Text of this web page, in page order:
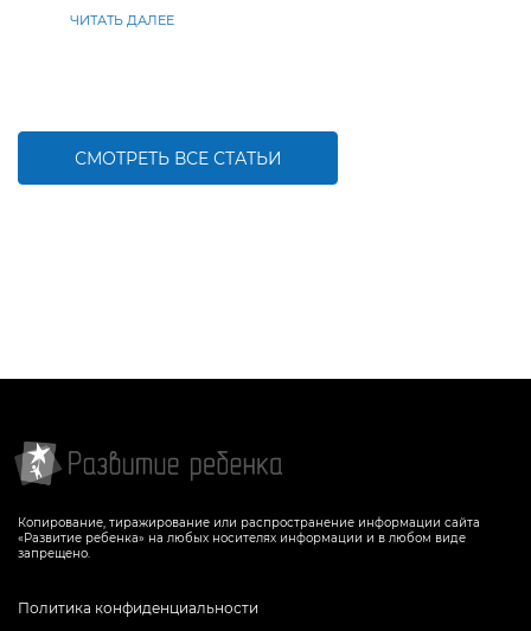
ЧИТАТЬ ДАЛЕЕ
СМОТРЕТЬ ВСЕ СТАТЬИ
Копирование, тиражирование или распространение информации сайта
«Развитие ребенка» на любых носителях информации и в любом виде
запрещено.
Политика конфиденциальности